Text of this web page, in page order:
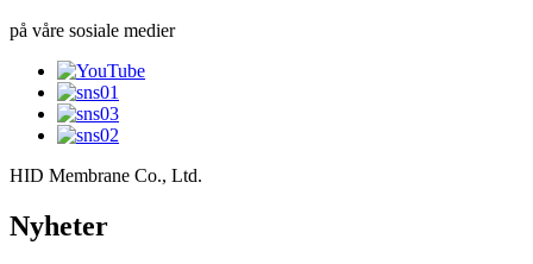
på våre sosiale medier
HID Membrane Co., Ltd.
Nyheter